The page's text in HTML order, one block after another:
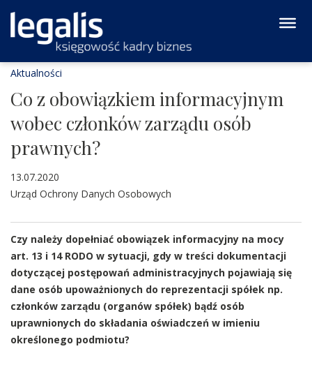
Aktualności
Co z obowiązkiem informacyjnym
wobec członków zarządu osób
prawnych?
13.07.2020
Urząd Ochrony Danych Osobowych
Czy należy dopełniać obowiązek informacyjny na mocy
art. 13 i 14 RODO w sytuacji, gdy w treści dokumentacji
dotyczącej postępowań administracyjnych pojawiają się
dane osób upoważnionych do reprezentacji spółek np.
członków zarządu (organów spółek) bądź osób
uprawnionych do składania oświadczeń w imieniu
określonego podmiotu?